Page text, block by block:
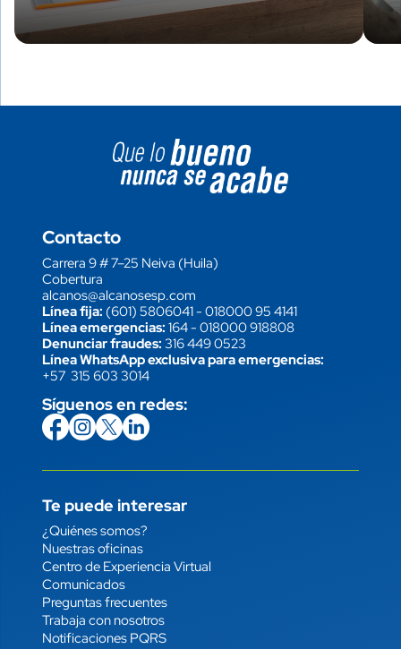
Image block
Contacto
Carrera 9 # 7–25 Neiva (Huila)
Cobertura
alcanos@alcanosesp.com
Línea fija: (601) 5806041-018000 95 4141
Línea emergencias: 164-018000 918808
Denunciar fraudes: 316 449 0523
Línea WhatsApp exclusiva para emergencias:
+57 315 603 3014
Síguenos en redes:
icon
Imagen
link icon
Imagen
link icon
Imagen
link icon
Imagen
link
Te puede interesar
Enlace
¿Quiénes somos?
Nuestras oficinas
Centro de Experiencia Virtual
Comunicados
Preguntas frecuentes
Trabaja con nosotros
Notificaciones PQRS